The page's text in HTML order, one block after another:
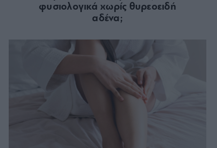
φυσιολογικά χωρίς θυρεοειδή
αδένα;